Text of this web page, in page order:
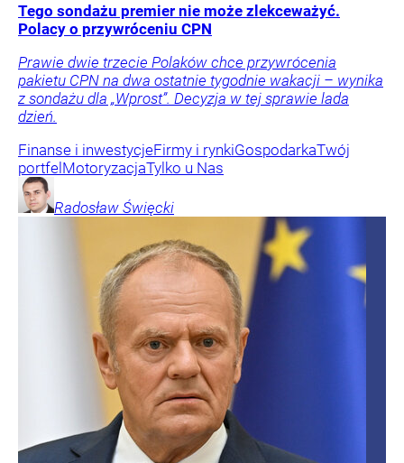
Tego sondażu premier nie może zlekceważyć.
Polacy o przywróceniu CPN
Prawie dwie trzecie Polaków chce przywrócenia
pakietu CPN na dwa ostatnie tygodnie wakacji – wynika
z sondażu dla „Wprost”. Decyzja w tej sprawie lada
dzień.
Finanse i inwestycjeFirmy i rynkiGospodarkaTwój
portfelMotoryzacjaTylko u Nas
Radosław Święcki